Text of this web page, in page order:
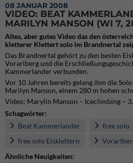
08 JANUAR 2008
VIDEO: BEAT
MARILYN MANSON (WI 7,
Altes, aber gutes Video das den
kletterer Klettert solo im Brandnertal
Das Brandnertal gehört zu den besten
Vorarlberg und die
Kammerlander verbunden.
Vor 10 Jahren bereits gelang ihm die
Marilyn Manson, einem 280 m hohen
Video: Marylin Manson – Iceclimbing –
Schagwörter:
Beat Kammerlander
free solo
free solo Eisklettern
Ähnliche Neuigkeiten: